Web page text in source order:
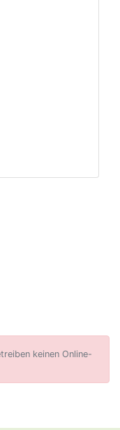
keinen Online-